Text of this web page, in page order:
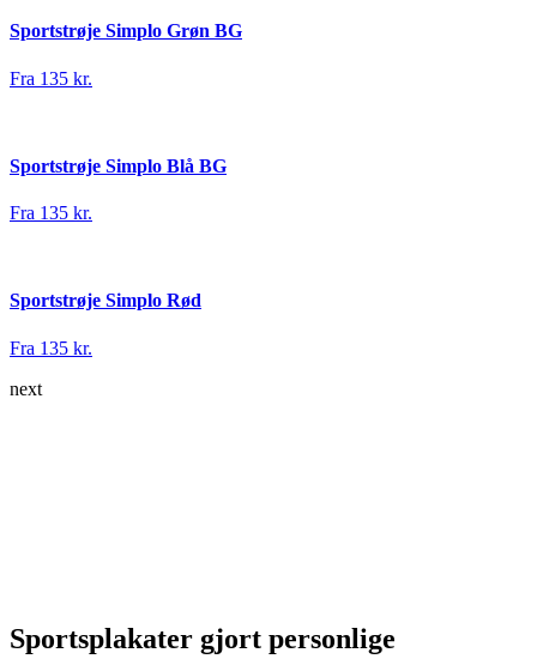
Sportstrøje Simplo Grøn BG
Fra 135 kr.
Sportstrøje Simplo Blå BG
Fra 135 kr.
Sportstrøje Simplo Rød
Fra 135 kr.
next
Sportsplakater gjort personlige